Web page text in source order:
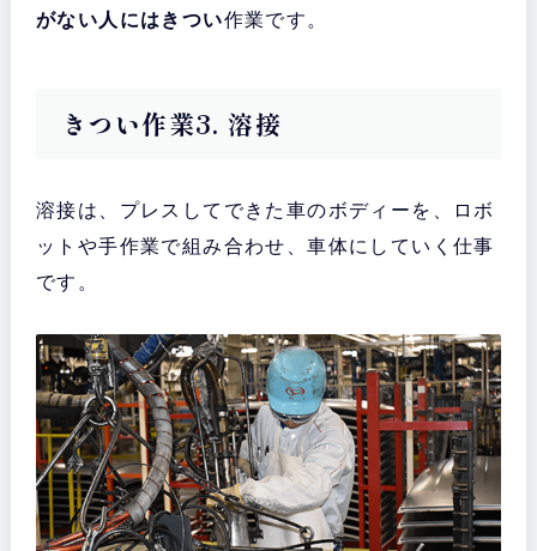
がない人にはきつい作業です。
きつい作業3. 溶接
溶接は、プレスしてできた車のボディーを、ロボ
ットや手作業で組み合わせ、車体にしていく仕事
です。